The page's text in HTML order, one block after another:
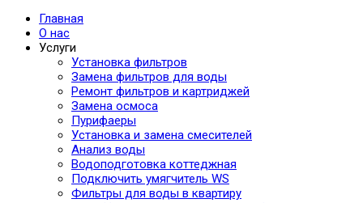
Главная
О нас
Услуги
Установка фильтров
Замена фильтров для воды
Ремонт фильтров и картриджей
Замена осмоса
Пурифаеры
Установка и замена смесителей
Анализ воды
Водоподготовка коттеджная
Подключить умягчитель WS
Фильтры для воды в квартиру